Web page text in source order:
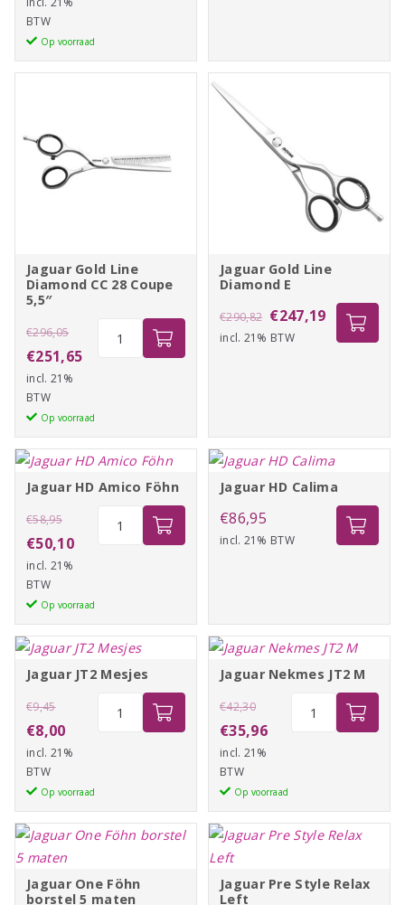
was:
BTW
Op voorraad
Jaguar Gold Line
Diamond CC 28 Coupe
5,5″
€296,05
Oorspronkelijke
prijs
was:
€251,65Huidige
incl. 21%
BTW
Op voorraad
28
Coupe
5,5"
Jaguar Gold Line
Diamond E
€290,82 Oorspronkelijke
prijs
€247,19Huidige
prijs
incl. 21% BTW
Jaguar HD Amico Föhn
€58,95
Oorspronkelijke
prijs
was:
€50,10Huidige
incl. 21%
BTW
Op voorraad
Jaguar HD Calima
€86,95
incl. 21% BTW
Jaguar JT2 Mesjes
€9,45
Oorspronkelijke
prijs
was:
€8,00Huidige
prijs
incl. 21%
BTW
Op voorraad
Jaguar Nekmes JT2 M
€42,30
Oorspronkelijke
prijs
was:
€35,96Huidige
incl. 21%
BTW
Op voorraad
Nekmes
Jaguar One Föhn
borstel 5 maten
Jaguar Pre Style Relax
Left